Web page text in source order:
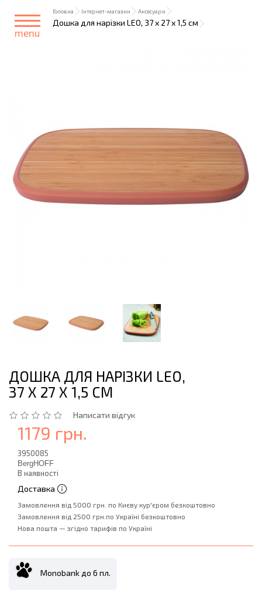
menu
Головна Інтернет-магазин Аксесуари
Дошка для нарізки LEO, 37 х 27 х 1,5 см
ДОШКА ДЛЯ НАРІЗКИ LEO,
37 Х 27 Х 1,5 СМ
Написати відгук
1179 грн.
3950085
BergHOFF
В наявності
Доставка
Замовлення від 5000 грн. по Києву кур'єром безкоштовно
Замовлення від 2500 грн.по Україні безкоштовно
Нова пошта — згідно тарифів по Україні
Monobank до 6 пл.